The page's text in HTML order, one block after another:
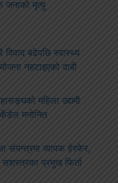
जनाको मृत्यु
बढेपछि स्वास्थ्य
नहटाइएको दाबी
महिला उद्यमी
कँडेल मनोनित
संयन्त्रमा व्यापक हेरफेर,
प्रमुख फिर्ता